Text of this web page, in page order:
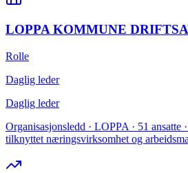
LOPPA KOMMUNE
Rolle
Daglig leder
Daglig leder
Organisasjonsledd · LOPPA · 51 ansatte
tilknyttet næringsvirksomhet og